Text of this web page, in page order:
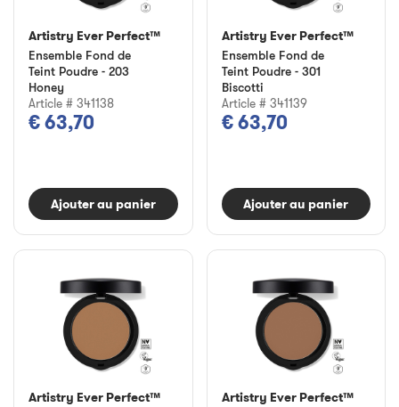
Artistry Ever Perfect™
Ensemble Fond de
Teint Poudre - 203
Honey
Article # 341138
€ 63,70
Ajouter au panier
Artistry Ever Perfect™
Ensemble Fond de
Teint Poudre - 301
Biscotti
Article # 341139
€ 63,70
Ajouter au panier
Artistry Ever Perfect™ Artistry Ever Perfect™